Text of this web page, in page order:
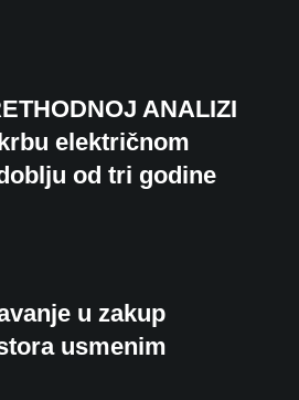
ANALIZI
električnom
od tri godine
u zakup
usmenim